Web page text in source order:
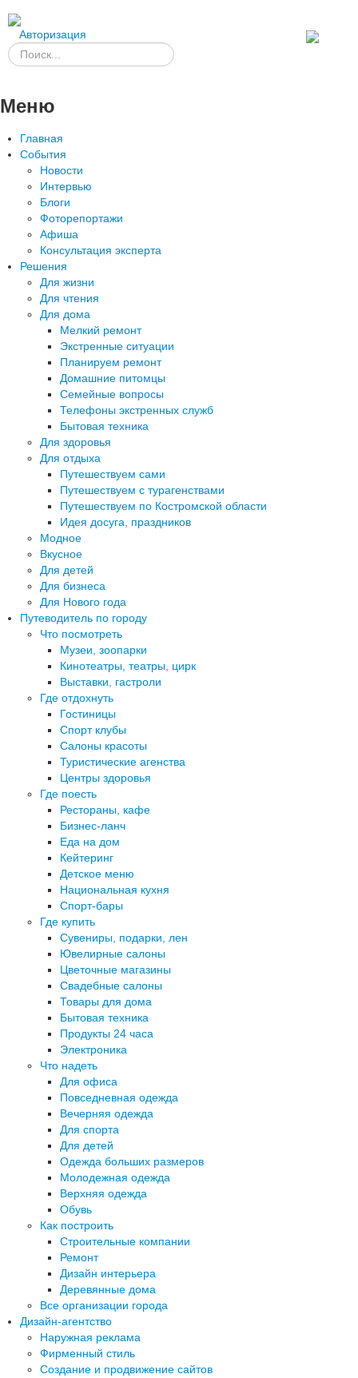
Авторизация
Меню
Главная
События
Новости
Интервью
Блоги
Фоторепортажи
Афиша
Консультация эксперта
Решения
Для жизни
Для чтения
Для дома
Мелкий ремонт
Экстренные ситуации
Планируем ремонт
Домашние питомцы
Семейные вопросы
Телефоны экстренных служб
Бытовая техника
Для здоровья
Для отдыха
Путешествуем сами
Путешествуем с турагенствами
Путешествуем по Костромской области
Идея досуга, праздников
Модное
Вкусное
Для детей
Для бизнеса
Для Нового года
Путеводитель по городу
Что посмотреть
Музеи, зоопарки
Кинотеатры, театры, цирк
Выставки, гастроли
Где отдохнуть
Гостиницы
Спорт клубы
Салоны красоты
Туристические агенства
Центры здоровья
Где поесть
Рестораны, кафе
Бизнес-ланч
Еда на дом
Кейтеринг
Детское меню
Национальная кухня
Спорт-бары
Где купить
Сувениры, подарки, лен
Ювелирные салоны
Цветочные магазины
Свадебные салоны
Товары для дома
Бытовая техника
Продукты 24 часа
Электроника
Что надеть
Для офиса
Повседневная одежда
Вечерняя одежда
Для спорта
Для детей
Одежда больших размеров
Молодежная одежда
Верхняя одежда
Обувь
Как построить
Строительные компании
Ремонт
Дизайн интерьера
Деревянные дома
Все организации города
Дизайн-агентство
Наружная реклама
Фирменный стиль
Создание и продвижение сайтов